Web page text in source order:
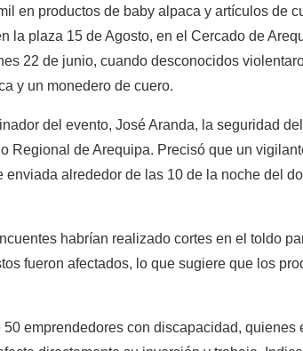
en productos de baby alpaca y artículos de
la plaza 15 de Agosto, en el Cercado de
22 de junio, cuando desconocidos
y un monedero de cuero.
del evento, José Aranda, la seguridad
Regional de Arequipa. Precisó que un
enviada alrededor de las 10 de la noche del
habrían realizado cortes en el toldo
fueron afectados, lo que sugiere que los
50 emprendedores con discapacidad,